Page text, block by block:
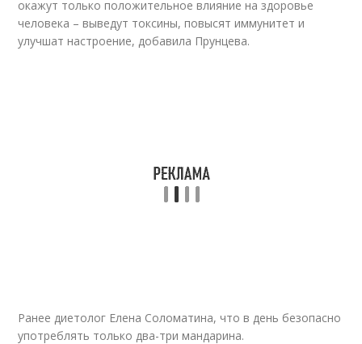
окажут только положительное влияние на здоровье
человека – выведут токсины, повысят иммунитет и
улучшат настроение, добавила Прунцева.
Ранее диетолог Елена Соломатина, что в день безопасно
употреблять только два-три мандарина.